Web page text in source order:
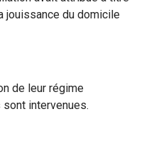
jouissance du domicile
de leur régime
intervenues.